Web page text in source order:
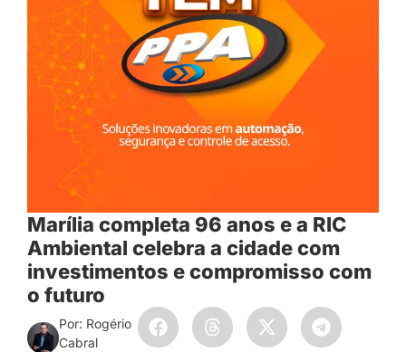
Marília completa 96 anos e a RIC
Ambiental celebra a cidade com
investimentos e compromisso com
o futuro
Por: Rogério
Cabral